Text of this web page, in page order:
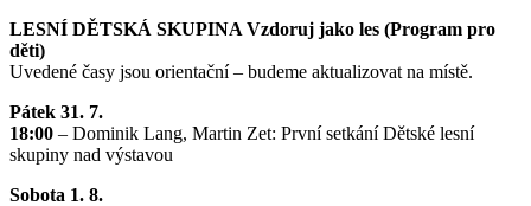
LESNÍ DĚTSKÁ SKUPINA Vzdoruj jako les (Program pro
děti)
Uvedené časy jsou orientační – budeme aktualizovat na místě.
Pátek 31. 7.
18:00 – Dominik Lang, Martin Zet: První setkání Dětské lesní
skupiny nad výstavou
Sobota 1. 8.